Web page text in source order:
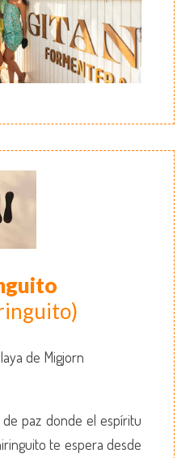
de Migjorn
paz donde el espíritu
te espera desde